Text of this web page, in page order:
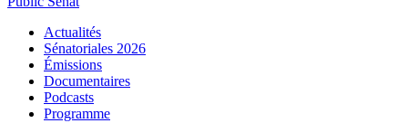
Actualités
Sénatoriales 2026
Émissions
Documentaires
Podcasts
Programme